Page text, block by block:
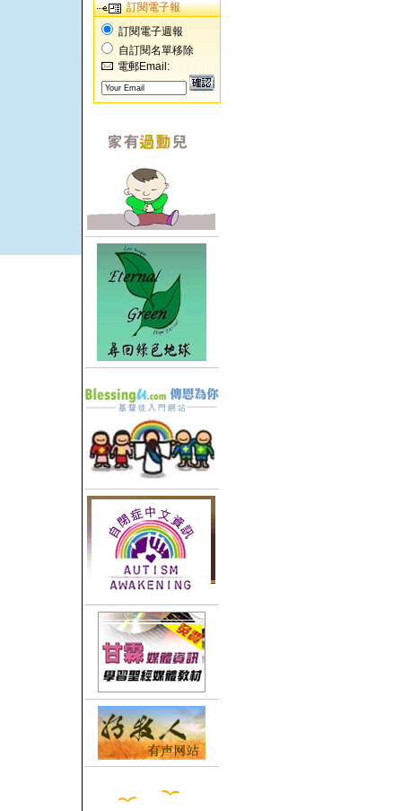
訂閱電子報
訂閱電子週報
自訂閱名單移除
電郵Email: